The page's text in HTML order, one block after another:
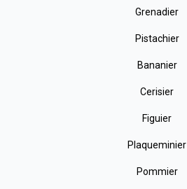
Grenadier
Pistachier
Bananier
Cerisier
Figuier
Plaqueminier
Pommier